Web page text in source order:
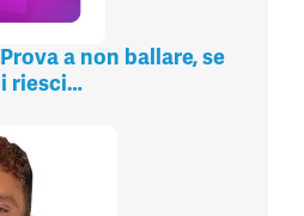
a non ballare, se
riesci…